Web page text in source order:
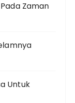
Zaman
Untuk